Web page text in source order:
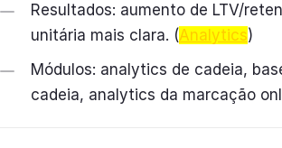
Resultados: aumento de LTV/
unitária mais clara. (Analytics)
Módulos: analytics de cadeia,
cadeia, analytics da marcação